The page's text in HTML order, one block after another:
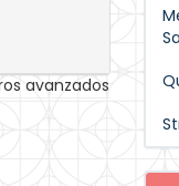
avanzados